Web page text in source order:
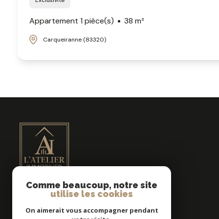
Appartement 1 pièce(s) 38 m²
Carqueiranne (83320)
MB IMMOBILIER
Comme beaucoup, notre site
utilise les cookies
On aimerait vous accompagner pendant